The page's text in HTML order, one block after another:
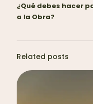
¿Qué debes hacer
a la Obra?
Related posts